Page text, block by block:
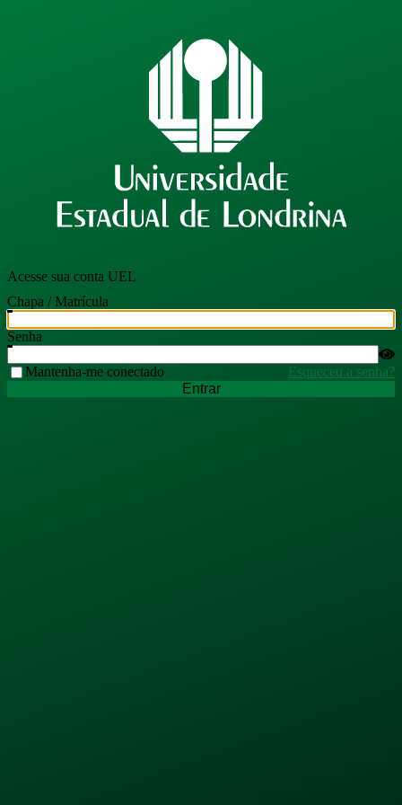
Acesse sua conta UEL
Chapa / Matrícula
Senha
Mantenha-me conectado
Esqueceu a senha?
Entrar